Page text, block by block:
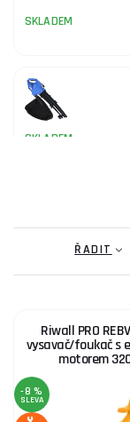
SKLADEM
SKLADEM
u
ŘADIT
Riwall PRO
vysavač/foukač s
motorem
-8 %
SLEVA